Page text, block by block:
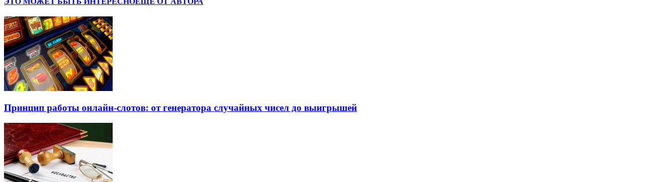
Принцип работы онлайн-слотов: от генератора случайных чисел до выигрышей